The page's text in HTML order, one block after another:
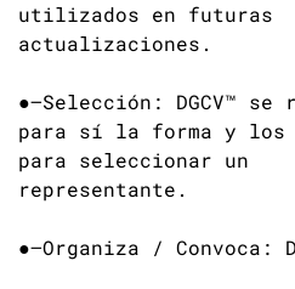
utilizados en futuras
actualizaciones.
●—Selección: DGCV™ se
para sí la forma y
para seleccionar un
representante.
●—Organiza / Convoca: